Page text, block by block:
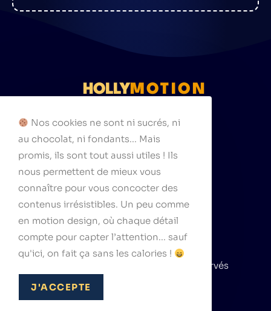
HOLLYMOTION
111 rue Cardinet
hello@hollymotion.com
Suivez-nous
© 2026 hollymotion, tous droits réservés
Nos cookies ne sont ni sucrés, ni
au chocolat, ni fondants... Mais
promis, ils sont tout aussi utiles ! Ils
nous permettent de mieux vous
connaître pour vous concocter des
contenus irrésistibles. Un peu comme
en motion design, où chaque détail
compte pour capter l’attention... sauf
qu'ici, on fait ça sans les calories !
J'ACCEPTE